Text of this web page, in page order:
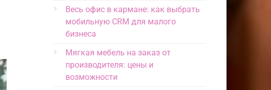
Весь офис в кармане: как выбрать
мобильную CRM для малого
бизнеса
Мягкая мебель на заказ от
производителя: цены и
возможности